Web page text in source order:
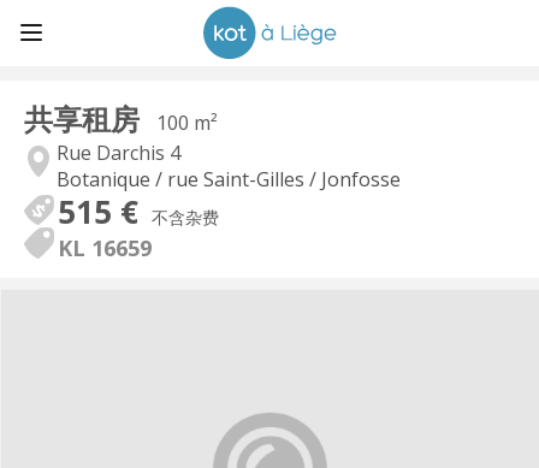
共享租房
100 m²
Rue Darchis 4
Botanique / rue Saint-Gilles / Jonfosse
515 € 不含杂费
KL 16659